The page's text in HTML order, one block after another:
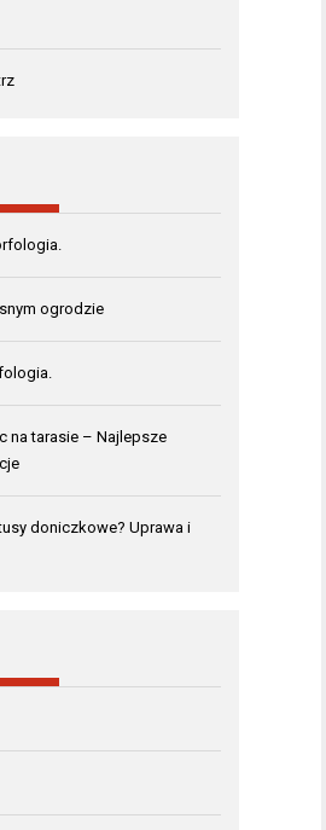
ogrodzie
na tarasie – Najlepsze
doniczkowe? Uprawa i